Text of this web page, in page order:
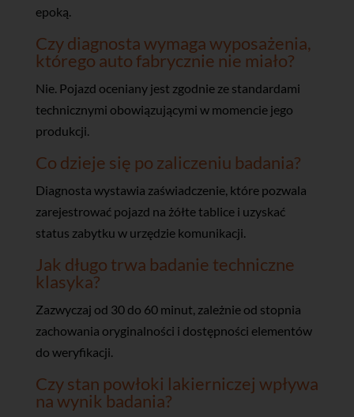
epoką.
Czy diagnosta wymaga wyposażenia,
którego auto fabrycznie nie miało?
Nie. Pojazd oceniany jest zgodnie ze standardami
technicznymi obowiązującymi w momencie jego
produkcji.
Co dzieje się po zaliczeniu badania?
Diagnosta wystawia zaświadczenie, które pozwala
zarejestrować pojazd na żółte tablice i uzyskać
status zabytku w urzędzie komunikacji.
Jak długo trwa badanie techniczne
klasyka?
Zazwyczaj od 30 do 60 minut, zależnie od stopnia
zachowania oryginalności i dostępności elementów
do weryfikacji.
Czy stan powłoki lakierniczej wpływa
na wynik badania?